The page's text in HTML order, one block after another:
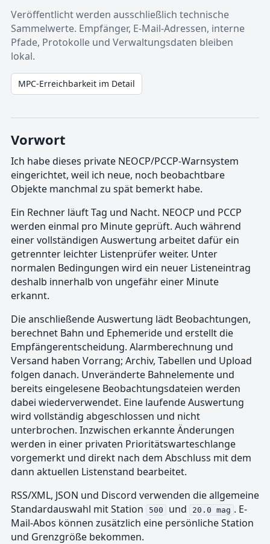
Veröffentlicht werden ausschließlich technische
Sammelwerte. Empfänger, E-Mail-Adressen, interne
Pfade, Protokolle und Verwaltungsdaten bleiben
lokal.
MPC-Erreichbarkeit im Detail
Vorwort
Ich habe dieses private NEOCP/PCCP-Warnsystem
eingerichtet, weil ich neue, noch beobachtbare
Objekte manchmal zu spät bemerkt habe.
Ein Rechner läuft Tag und Nacht. NEOCP und PCCP
werden einmal pro Minute geprüft. Auch während
einer vollständigen Auswertung arbeitet dafür ein
getrennter leichter Listenprüfer weiter. Unter
normalen Bedingungen wird ein neuer Listeneintrag
deshalb innerhalb von ungefähr einer Minute
erkannt.
Die anschließende Auswertung lädt Beobachtungen,
berechnet Bahn und Ephemeride und erstellt die
Empfängerentscheidung. Alarmberechnung und
Versand haben Vorrang; Archiv, Tabellen und Upload
folgen danach. Unveränderte Bahnelemente und
bereits eingelesene Beobachtungsdateien werden
dabei wiederverwendet. Eine laufende Auswertung
wird vollständig abgeschlossen und nicht
unterbrochen. Inzwischen erkannte Änderungen
werden in einer privaten Prioritätswarteschlange
vorgemerkt und direkt nach dem Abschluss mit dem
dann aktuellen Listenstand bearbeitet.
RSS/XML, JSON und Discord verwenden die allgemeine
Standardauswahl mit Station
500 und 20.0 mag . E-
Mail-Abos können zusätzlich eine persönliche Station
und Grenzgröße bekommen.